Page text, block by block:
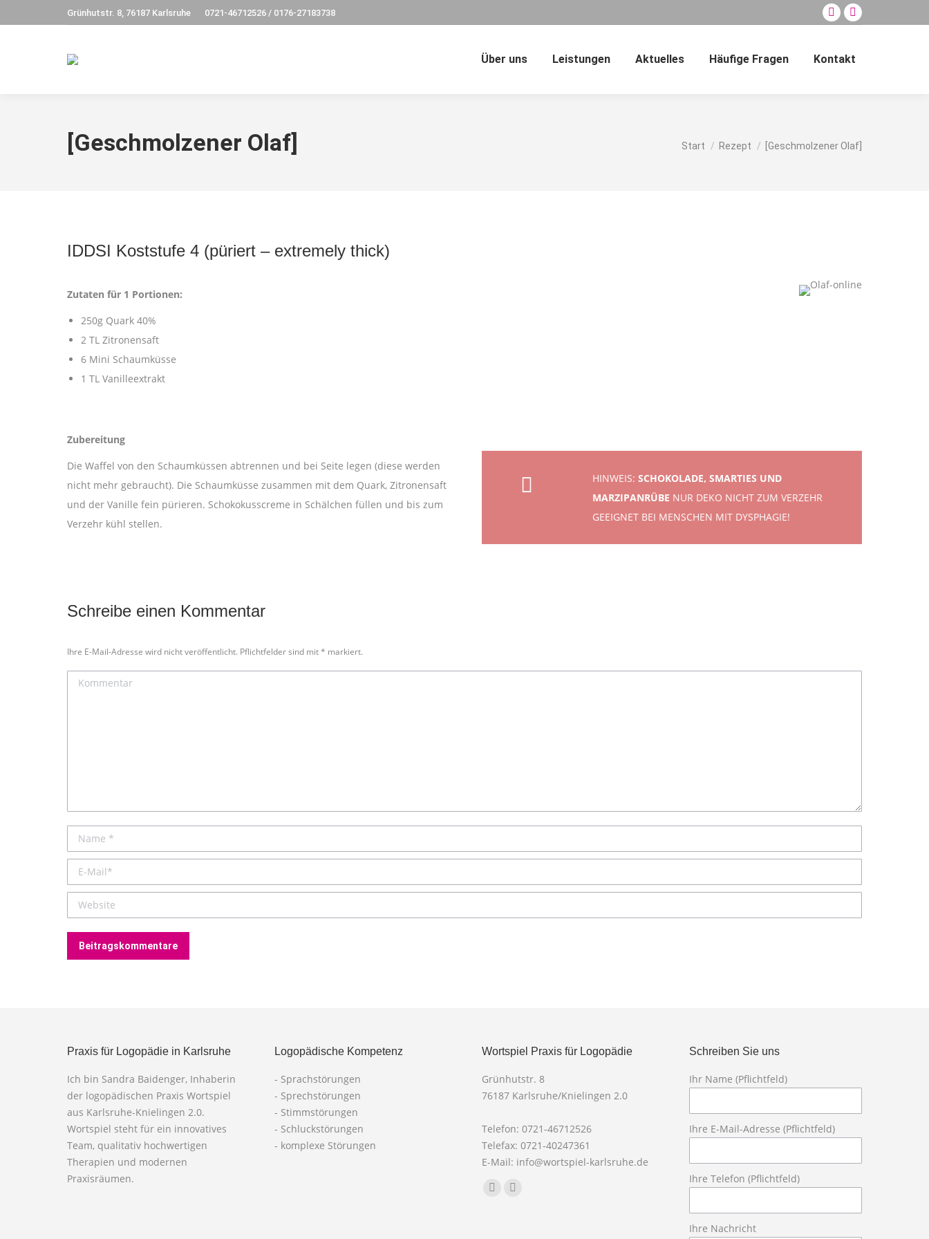
Grünhutstr. 8, 76187 Karlsruhe 0721-46712526 / 0176-27183738
Facebook
opens
E-
page
Über uns Leistungen Aktuelles Häufige Fragen Kontakt
[Geschmolzener Olaf] Sie befinden sich hier:
Start Rezept [Geschmolzener Olaf]
IDDSI Koststufe 4 (püriert – extremely thick)
Zutaten für 1 Portionen:
250g Quark 40%
2 TL Zitronensaft
6 Mini Schaumküsse
1 TL Vanilleextrakt
Zubereitung
Die Waffel von den Schaumküssen abtrennen und bei Seite legen (diese werden
nicht mehr gebraucht). Die Schaumküsse zusammen mit dem Quark, Zitronensaft
und der Vanille fein pürieren. Schokokusscreme in Schälchen füllen und bis zum
Verzehr kühl stellen.
HINWEIS: SCHOKOLADE, SMARTIES UND
MARZIPANRÜBE NUR DEKO NICHT ZUM VERZEHR
GEEIGNET BEI MENSCHEN MIT DYSPHAGIE!
Schreibe einen Kommentar
Ihre E-Mail-Adresse wird nicht veröffentlicht. Pflichtfelder sind mit* markiert.
Kommentar
Name *
E-Mail *
Website
Beitragskommentare
Praxis für Logopädie in Karlsruhe
Ich bin Sandra Baidenger, Inhaberin
der logopädischen Praxis Wortspiel
aus Karlsruhe-Knielingen 2.0.
Wortspiel steht für ein innovatives
Team, qualitativ hochwertigen
Therapien und modernen
Praxisräumen.
Logopädische Kompetenz
- Sprachstörungen
- Sprechstörungen
- Stimmstörungen
- Schluckstörungen
- komplexe Störungen
Wortspiel Praxis für Logopädie
Grünhutstr. 8
76187 Karlsruhe/Knielingen 2.0
Telefon: 0721-46712526
Telefax: 0721-40247361
E-Mail: info@wortspiel-karlsruhe.de
Finden Sie uns auf:
Facebook
X
Schreiben Sie uns
Ihr Name (Pflichtfeld)
Ihre E-Mail-Adresse (Pflichtfeld)
Ihre Telefon (Pflichtfeld)
Ihre Nachricht